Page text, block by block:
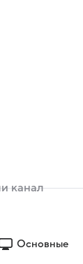
Основные